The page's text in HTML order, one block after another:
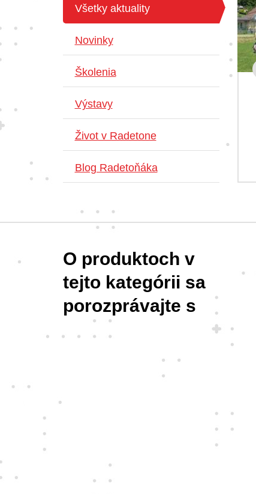
Všetky aktuality
Novinky
Školenia
Výstavy
Život v Radetone
Blog Radetoňáka
O produktoch v
tejto kategórii sa
porozprávajte s